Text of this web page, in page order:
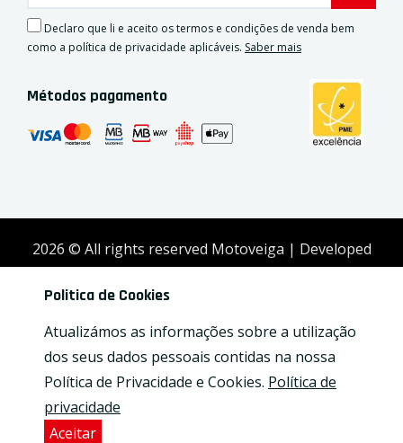
Declaro que li e aceito os termos e condições de venda bem
como a política de privacidade aplicáveis. Saber mais
Métodos pagamento
2026 © All rights reserved Motoveiga | Developed
byActivex
Politica de Cookies
Atualizámos as informações sobre a utilização
dos seus dados pessoais contidas na nossa
Política de Privacidade e Cookies. Política de
privacidade
Aceitar